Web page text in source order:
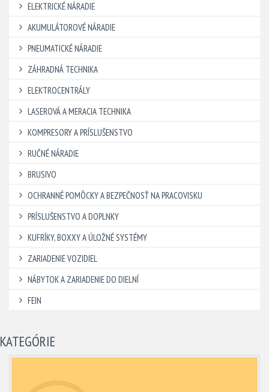
ELEKTRICKÉ NÁRADIE
AKUMULÁTOROVÉ NÁRADIE
PNEUMATICKÉ NÁRADIE
ZÁHRADNÁ TECHNIKA
ELEKTROCENTRÁLY
LASEROVÁ A MERACIA TECHNIKA
KOMPRESORY A PRÍSLUŠENSTVO
RUČNÉ NÁRADIE
BRUSIVO
OCHRANNÉ POMÔCKY A BEZPEČNOSŤ NA PRACOVISKU
PRÍSLUŠENSTVO A DOPLNKY
KUFRÍKY, BOXXY A ÚLOŽNÉ SYSTÉMY
ZARIADENIE VOZIDIEL
NÁBYTOK A ZARIADENIE DO DIELNÍ
FEIN
KATEGÓRIE